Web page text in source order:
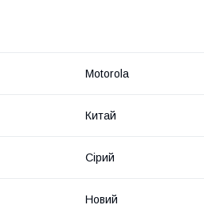
Motorola
Китай
Сірий
Новий